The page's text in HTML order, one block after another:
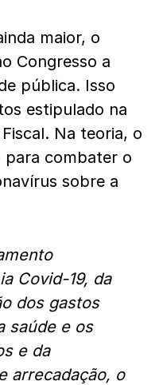
maior, o
Congresso a
pública. Isso
estipulado na
Na teoria, o
para combater o
sobre a
Covid-19, da
dos gastos
saúde e os
e da
arrecadação, o